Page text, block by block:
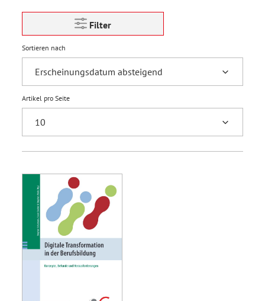
Filter
Sortieren nach
Artikel pro Seite